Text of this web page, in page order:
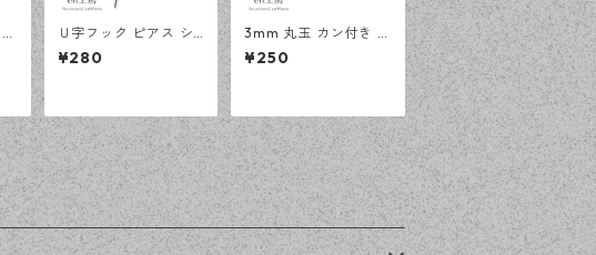
Ｕ字フック ピアス シ
ルバー 100ピース 釣
針型 大容量 プチプラ
¥280
3mm 丸玉 カン付き ポ
ストピアス シルバー 2
0ピース 金属キャッチ
¥250